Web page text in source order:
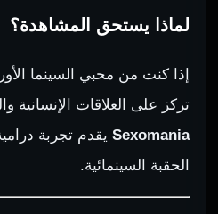
لماذا يستحق المشاهدة؟
إذا كنت من محبي السينما
تركز على العلاقات الإنسانية
Sexomania يقدم تجربة
الحقبة السينمائية.